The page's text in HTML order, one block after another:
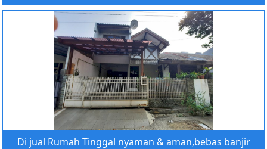
Di jual Rumah Tinggal nyaman & aman,bebas banjir